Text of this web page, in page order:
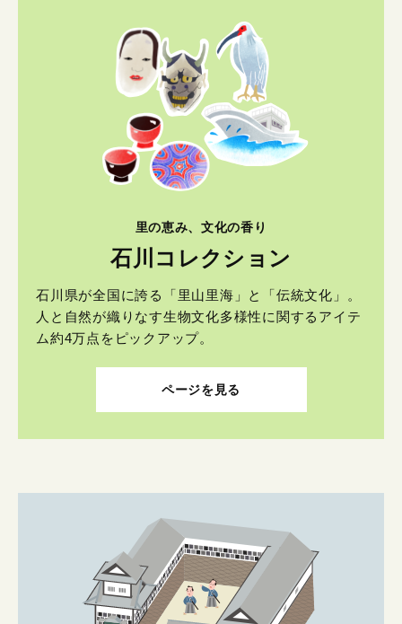
里の恵み、文化の香り
石川コレクション
石川県が全国に誇る「里山里海」と「伝統文化」。
人と自然が織りなす生物文化多様性に関するアイテ
ム約4万点をピックアップ。
ページを見る